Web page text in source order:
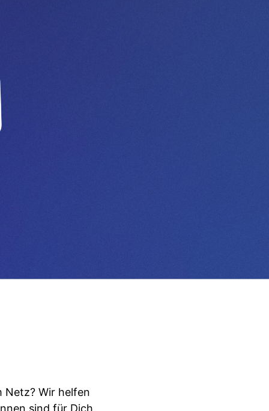
Netz? Wir helfen
sind für Dich